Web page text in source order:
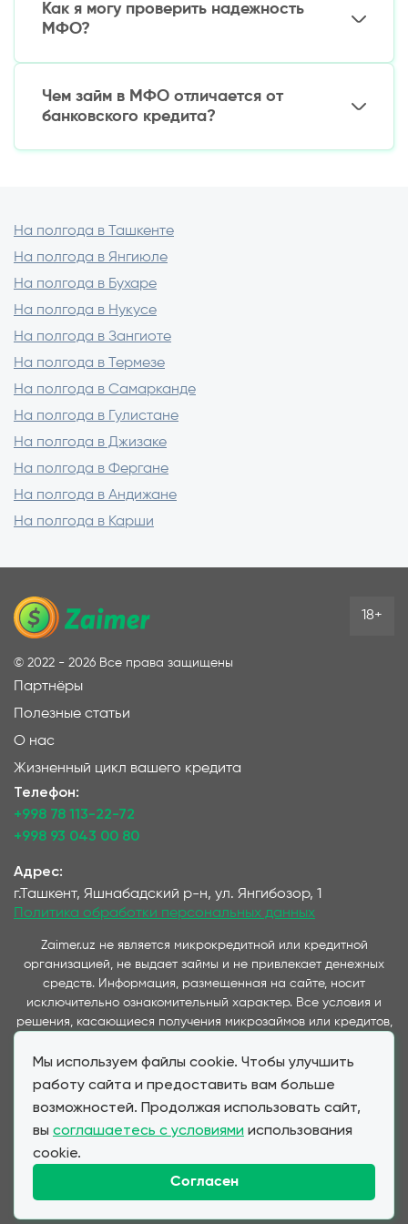
сразу связаться с МФО — многие компании
проблемы.
Как я могу проверить надежность
МФО?
Убедитесь, что компания внесена в
организации в нашем каталоге —
Чем займ в МФО отличается от
банковского кредита?
Займ в МФО выдается быстрее (часто онлайн)
На полгода в Ташкенте
На полгода в Янгиюле
На полгода в Бухаре
На полгода в Нукусе
На полгода в Зангиоте
На полгода в Термезе
На полгода в Самарканде
На полгода в Гулистане
На полгода в Джизаке
На полгода в Фергане
На полгода в Андижане
На полгода в Карши
Мы используем файлы cookie. Чтобы улучшить
работу сайта и предоставить вам больше
возможностей. Продолжая использовать сайт,
вы соглашаетесь с условиями использования
cookie.
Согласен
© 2022 - 2026 Все права защищены
Партнёры
Полезные статьи
О нас
Жизненный цикл вашего кредита
Телефон:
+998 78 113-22-72
+998 93 043 00 80
Адрес:
г.Ташкент, Яшнабадский р-н, ул. Янгибозор, 1
Политика обработки персональных данных
18+
Zaimer.uz не является микрокредитной или кредитной
организацией, не выдает займы и не привлекает денежных
средств. Информация, размещенная на сайте, носит
исключительно ознакомительный характер. Все условия и
решения, касающиеся получения микрозаймов или кредитов,
предоставляющими данные услуги и представленные на
данном сайте. Важно отметить, что условия займов и
соответствуют условиям, предоставляемым партнерскими
МФО и банками при прямом обращении клиента. Zaimer.uz
выступает в качестве информационного посредника,
обеспечивая удобство выбора и подачи заявок для клиентов,
не влияя на стоимость и условия финансовых продуктов.